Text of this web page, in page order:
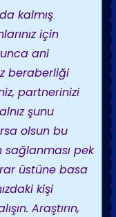
kalmış
için
ani
beraberliği
partnerinizi
şunu
olsun bu
sağlanması pek
üstüne basa
kişi
Araştırın,